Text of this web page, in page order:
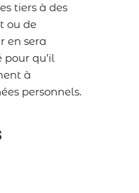
tiers à des
ou de
en sera
qu’il
à
personnels.